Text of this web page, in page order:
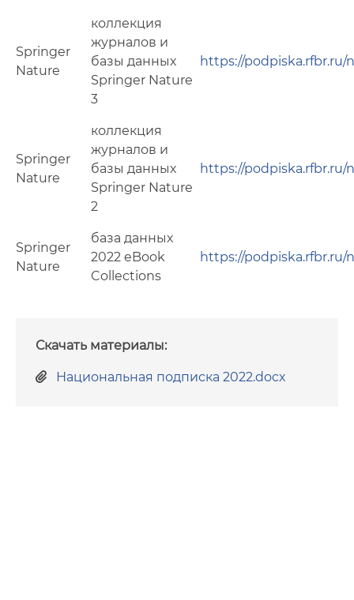
Springer
Nature
коллекция
журналов и
базы данных
Springer Nature
3
https://podpiska.rfbr.ru/
Springer
Nature
коллекция
журналов и
базы данных
Springer Nature
2
https://podpiska.rfbr.ru/
Springer
Nature
база данных
2022 eBook
Collections
https://podpiska.rfbr.ru/
Скачать материалы:
Национальная подписка 2022.docx